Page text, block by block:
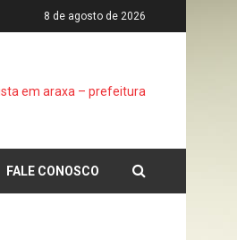
8 de agosto de 2026
FALE CONOSCO